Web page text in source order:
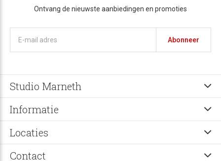
Ontvang de nieuwste aanbiedingen en promoties
Abonneer
Studio Marneth
Informatie
Locaties
Contact